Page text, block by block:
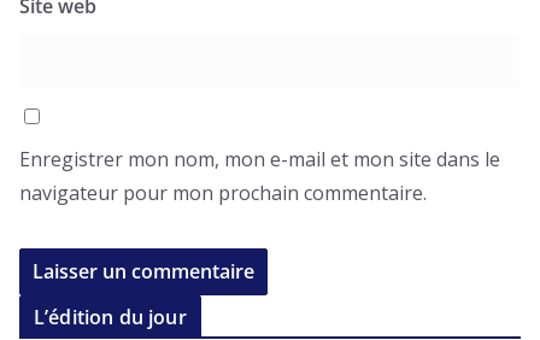
Site web
Enregistrer mon nom, mon e-mail et mon site dans le
navigateur pour mon prochain commentaire.
L’édition du jour